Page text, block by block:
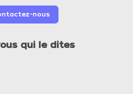
nous
qui le dites